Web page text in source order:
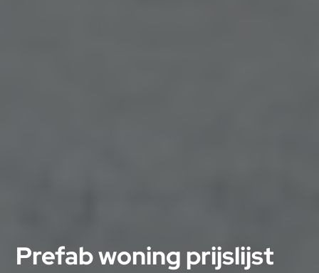
Prefab woning prijslijst